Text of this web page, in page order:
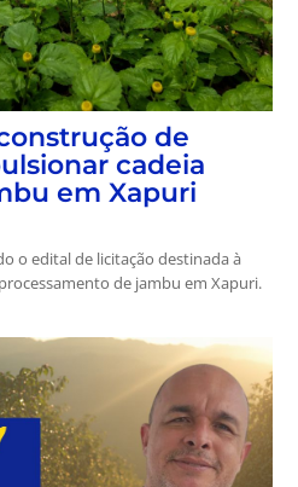
de
cadeia
em Xapuri
o edital de licitação destinada à
de jambu em Xapuri.